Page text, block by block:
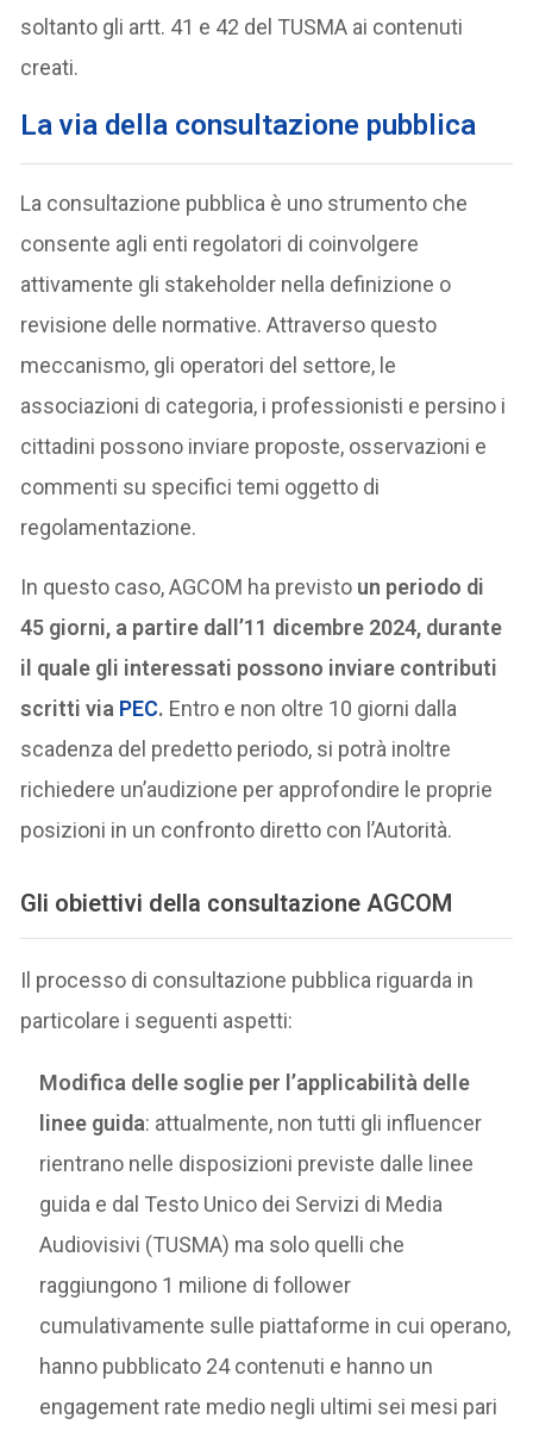
soltanto gli artt. 41 e 42 del TUSMA ai contenuti
creati.
La via della consultazione pubblica
La consultazione pubblica è uno strumento che
consente agli enti regolatori di coinvolgere
attivamente gli stakeholder nella definizione o
revisione delle normative. Attraverso questo
meccanismo, gli operatori del settore, le
associazioni di categoria, i professionisti e persino i
cittadini possono inviare proposte, osservazioni e
commenti su specifici temi oggetto di
regolamentazione.
In questo caso, AGCOM ha previsto un periodo di
45 giorni, a partire dall’11 dicembre 2024, durante
il quale gli interessati possono inviare contributi
scritti via PEC. Entro e non oltre 10 giorni dalla
scadenza del predetto periodo, si potrà inoltre
richiedere un’audizione per approfondire le proprie
posizioni in un confronto diretto con l’Autorità.
Gli obiettivi della consultazione AGCOM
Il processo di consultazione pubblica riguarda in
particolare i seguenti aspetti:
Modifica delle soglie per l’applicabilità delle
linee guida: attualmente, non tutti gli influencer
rientrano nelle disposizioni previste dalle linee
guida e dal Testo Unico dei Servizi di Media
Audiovisivi (TUSMA) ma solo quelli che
raggiungono 1 milione di follower
cumulativamente sulle piattaforme in cui operano,
hanno pubblicato 24 contenuti e hanno un
engagement rate medio negli ultimi sei mesi pari